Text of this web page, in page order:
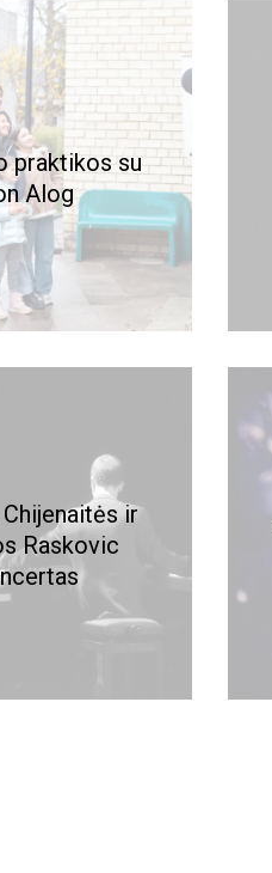
praktikos su
Alog
ir
Raskovic